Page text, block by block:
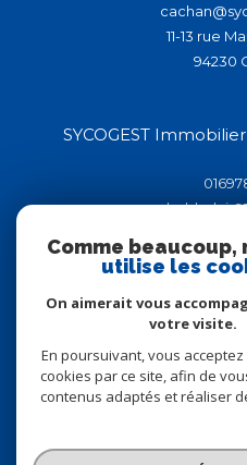
11-13 rue
94230
SYCOGEST
91150
© 2026 | Tous droits réservés |
Comme beaucoup,
utilise les
On aimerait vous
votre visite.
En poursuivant, vous
cookies par ce site, afin de
contenus adaptés et réaliser